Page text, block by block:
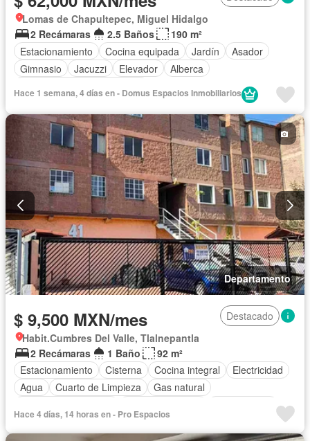
Lomas de Chapultepec, Miguel Hidalgo
2 Recámaras
2.5 Baños
190 m²
Estacionamiento
Cocina equipada Jardín
Asador
Gimnasio
Jacuzzi Elevador
Alberca
Hace 1 semana, 4 días en - Domus Espacios Inmobiliarios
Departamento
$ 9,500 MXN/mes
Destacado
Habit.Cumbres Del Valle, Tlalnepantla
2 Recámaras
1 Baño
92 m²
Estacionamiento
Cisterna Cocina integral
Electricidad
Agua
Cuarto de Limpieza
Gas natural
Hace 4 días, 14 horas en - Pro Espacios